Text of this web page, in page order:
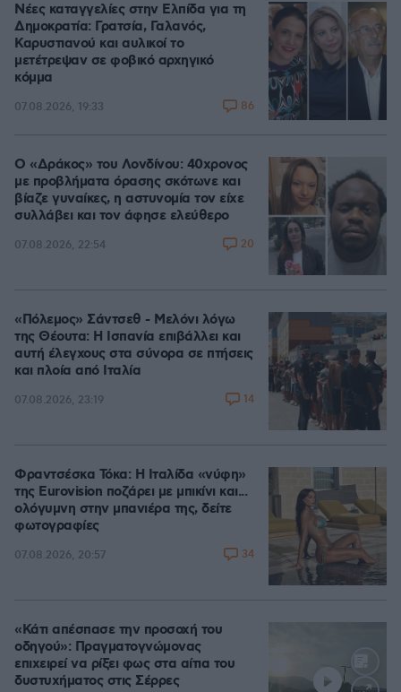
Νέες καταγγελίες στην Ελπίδα για τη
Δημοκρατία: Γρατσία, Γαλανός,
Καρυστιανού και αυλικοί το
μετέτρεψαν σε φοβικό αρχηγικό
κόμμα
07.08.2026, 19:33 86
Ο «Δράκος» του Λονδίνου: 40χρονος
με προβλήματα όρασης σκότωνε και
βίαζε γυναίκες, η αστυνομία τον είχε
συλλάβει και τον άφησε ελεύθερο
07.08.2026, 22:54 20
«Πόλεμος» Σάντσεθ - Μελόνι λόγω
της Θέουτα: Η Ισπανία επιβάλλει και
αυτή έλεγχους στα σύνορα σε πτήσεις
και πλοία από Ιταλία
07.08.2026, 23:19 14
Φραντσέσκα Τόκα: Η Ιταλίδα «νύφη»
της Eurovision ποζάρει με μπικίνι και...
ολόγυμνη στην μπανιέρα της, δείτε
φωτογραφίες
07.08.2026, 20:57 34
«Κάτι απέσπασε την προσοχή του
οδηγού»: Πραγματογνώμονας
επιχειρεί να ρίξει φως στα αίτια του
δυστυχήματος στις Σέρρες